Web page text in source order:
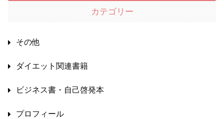
カテゴリー
その他
ダイエット関連書籍
ビジネス書・自己啓発本
プロフィール